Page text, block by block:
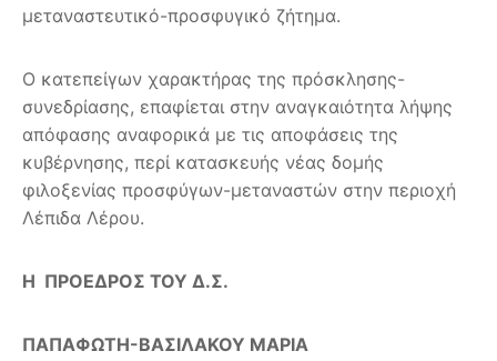
μεταναστευτικό-προσφυγικό ζήτημα.
Ο κατεπείγων χαρακτήρας της πρόσκλησης-
συνεδρίασης, επαφίεται στην αναγκαιότητα λήψης
απόφασης αναφορικά με τις αποφάσεις της
κυβέρνησης, περί κατασκευής νέας δομής
φιλοξενίας προσφύγων-μεταναστών στην περιοχή
Λέπιδα Λέρου.
Η ΠΡΟΕΔΡΟΣ ΤΟΥ Δ.Σ.
ΠΑΠΑΦΩΤΗ-ΒΑΣΙΛΑΚΟΥ ΜΑΡΙΑ